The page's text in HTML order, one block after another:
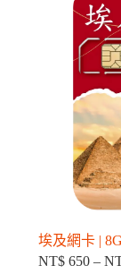
埃及網卡 |
NT$650 –